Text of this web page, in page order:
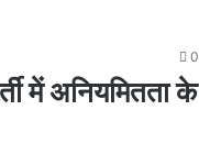
0
में अनियमितता के